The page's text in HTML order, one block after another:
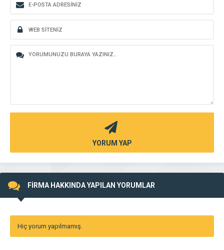
YORUM YAP
FİRMA HAKKINDA YAPILAN YORUMLAR
Hiç yorum yapılmamış.